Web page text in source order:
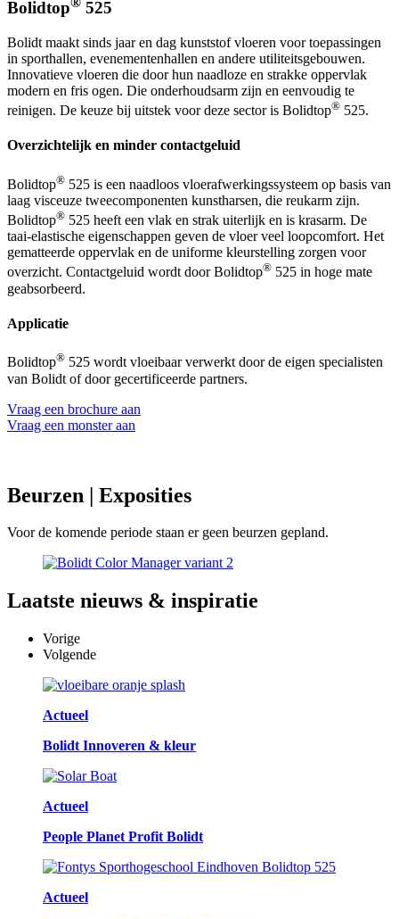
Bolidtop 525
Bolidt maakt sinds jaar en dag kunststof vloeren voor toepassingen
in sporthallen, evenementenhallen en andere utiliteitsgebouwen.
Innovatieve vloeren die door hun naadloze en strakke oppervlak
modern en fris ogen. Die onderhoudsarm zijn en eenvoudig te
reinigen. De keuze bij uitstek voor deze sector is Bolidtop® 525.
Overzichtelijk en minder contactgeluid
Bolidtop® 525 is een naadloos vloerafwerkingssysteem op basis van
laag visceuze tweecomponenten kunstharsen, die reukarm zijn.
Bolidtop® 525 heeft een vlak en strak uiterlijk en is krasarm. De
taai-elastische eigenschappen geven de vloer veel loopcomfort. Het
gematteerde oppervlak en de uniforme kleurstelling zorgen voor
overzicht. Contactgeluid wordt door Bolidtop® 525 in hoge mate
geabsorbeerd.
Applicatie
Bolidtop® 525 wordt vloeibaar verwerkt door de eigen specialisten
van Bolidt of door gecertificeerde partners.
Vraag een brochure aan
Vraag een monster aan
Beurzen | Exposities
Voor de komende periode staan er geen beurzen gepland.
Laatste nieuws & inspiratie
Vorige
Volgende
Actueel
Bolidt Innoveren & kleur
Actueel
People Planet Profit Bolidt
Actueel